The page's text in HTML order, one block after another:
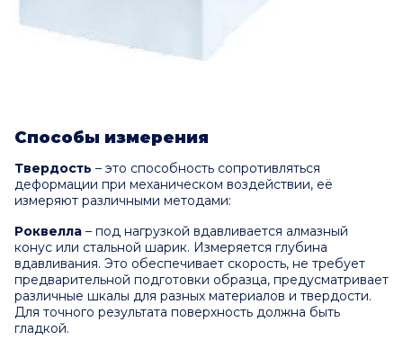
Способы измерения
Твердость – это способность сопротивляться
деформации при механическом воздействии, её
измеряют различными методами:
Роквелла – под нагрузкой вдавливается алмазный
конус или стальной шарик. Измеряется глубина
вдавливания. Это обеспечивает скорость, не требует
предварительной подготовки образца, предусматривает
различные шкалы для разных материалов и твердости.
Для точного результата поверхность должна быть
гладкой.